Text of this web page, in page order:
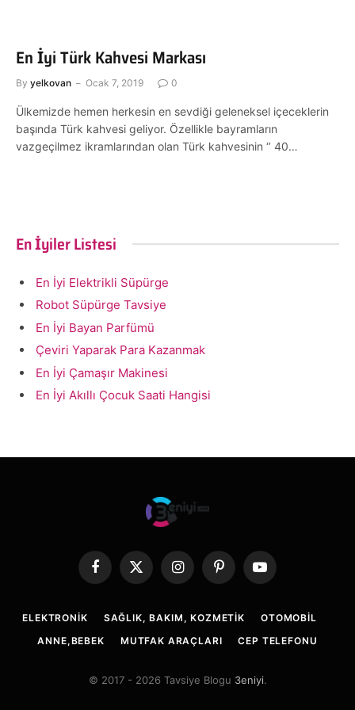
En İyi Türk Kahvesi Markası
By yelkovan Ocak 7, 2019 0
Ülkemizde hemen herkesin en sevdiği geleneksel içeceklerin
başında Türk kahvesi geliyor. Özellikle bayramların
vazgeçilmez ikramlarından olan Türk kahvesinin ‘’ 40…
En İyiler Listesi
En İyi Elektrikli Süpürge
Robot Süpürge Tavsiye
En İyi Bayan Parfümü
Çeviri Yaparak Para Kazanmak
En İyi Çamaşır Makinesi
En İyi Akıllı Çocuk Saati Hangisi
Facebook
X
(Twitter)
InstagramPinterestYouTube
ELEKTRONIK SAĞLIK, BAKIM, KOZMETIK
OTOMOBIL
ANNE,BEBEK
MUTFAK ARAÇLARI CEP TELEFONU
© 2017 - 2026 Tavsiye Blogu 3eniyi.